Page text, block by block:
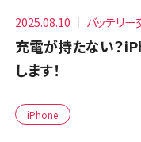
2025.08.10 バッテリ
充電が持たない？
します！
iPhone